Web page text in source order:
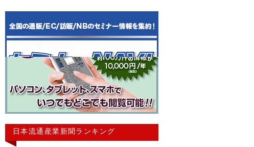
日本流通産業新聞ランキング